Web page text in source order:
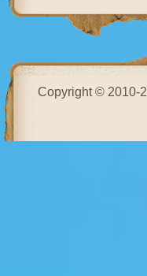
Copyright © 2010-